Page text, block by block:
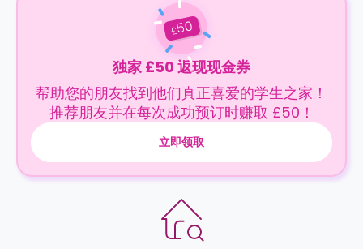
£50
独家 £50 返现现金券
帮助您的朋友找到他们真正喜爱的学生之家！
推荐朋友并在每次成功预订时赚取 £50！
立即领取